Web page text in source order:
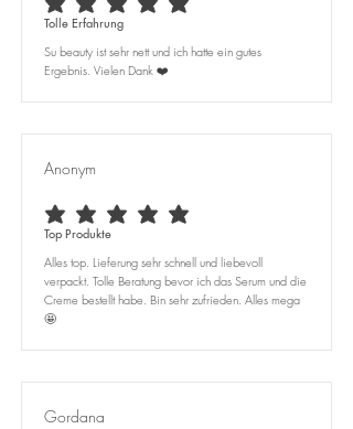
durchschnittliches Rating ist 5 von 5
Tolle Erfahrung
Su beauty ist sehr nett und ich hatte ein gutes
Ergebnis. Vielen Dank ❤️
Anonym
durchschnittliches Rating ist 5 von 5
Top Produkte
Alles top. Lieferung sehr schnell und liebevoll
verpackt. Tolle Beratung bevor ich das Serum und die
Creme bestellt habe. Bin sehr zufrieden. Alles mega
🤩
Gordana